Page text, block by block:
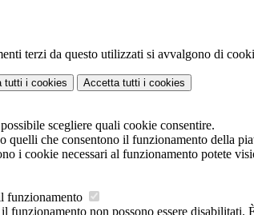
terzi da questo utilizzati si avvalgono di
tutti i cookies Accetta tutti i cookies
scegliere quali cookie consentire.
quelli che consentono il funzionamento della
i cookie necessari al funzionamento potete
funzionamento
funzionamento non possono essere